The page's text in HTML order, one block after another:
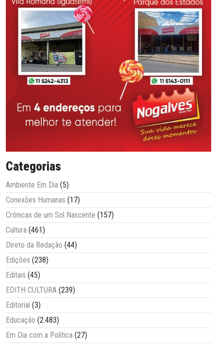
Categorias
Ambiente Em Dia (5)
Conexões Humanas (17)
Crônicas de um Sol Nascente (157)
Cultura (461)
Direto da Redação (44)
Edições (238)
Editais (45)
EDITH CULTURA (239)
Editorial (3)
Educação (2.483)
Em Dia com a Política (27)